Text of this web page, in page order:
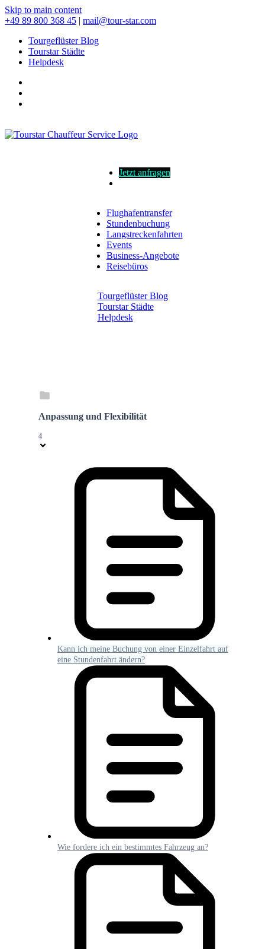
Skip to main content
+49 89 800 368 45 | mail@tour-star.com
Tourgeflüster Blog
Tourstar Städte
Helpdesk
Flughafentransfer
Stundenbuchung
Langstreckenfahrten
Events
Business-Angebote
Reisebüros
Jetzt anfragen
Tourgeflüster Blog
Tourstar Städte
Helpdesk
Anpassung und Flexibilität
4
Kann ich meine Buchung von einer Einzelfahrt auf
eine Stundenfahrt ändern?
Wie fordere ich ein bestimmtes Fahrzeug an?